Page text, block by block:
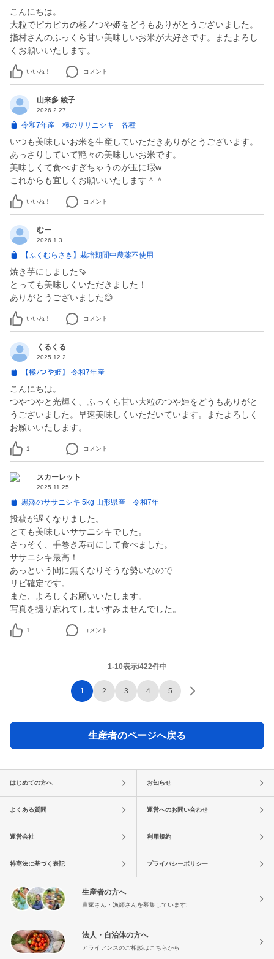
こんにちは。
大粒でピカピカの極ノつや姫をどうもありがとうございました。
指村さんのふっくら甘い美味しいお米が大好きです。またよろし
くお願いいたします。
いいね！ コメント
山来多 綾子
2026.2.27
令和7年産 極のササニシキ 各種
いつも美味しいお米を生産していただきありがとうございます。
あっさりしていて艶々の美味しいお米です。
美味しくて食べすぎちゃうのが玉に瑕w
これからも宜しくお願いいたします＾＾
いいね！ コメント
むー
2026.1.3
【ふくむらさき】栽培期間中農薬不使用
焼き芋にしました🍠
とっても美味しくいただきました！
ありがとうございました😊
いいね！ コメント
くるくる
2025.12.2
【極ﾉつや姫】 令和7年産
こんにちは。
つやつやと光輝く、ふっくら甘い大粒のつや姫をどうもありがと
うございました。早速美味しくいただいています。またよろしく
お願いいたします。
1 コメント
スカーレット
2025.11.25
黒澤のササニシキ 5kg 山形県産 令和7年
投稿が遅くなりました。
とても美味しいササニシキでした。
さっそく、手巻き寿司にして食べました。
ササニシキ最高！
あっという間に無くなりそうな勢いなので
リピ確定です。
また、よろしくお願いいたします。
1 コメント
1-10表示/422件中
1 2 3 4 5
生産者のページへ戻る
はじめての方へ お知らせ
よくある質問 運営へのお問い合わせ
運営会社 利用規約
特商法に基づく表記 プライバシーポリシー
生産者の方へ
農家さん・漁師さんを募集しています!
法人・自治体の方へ
アライアンスのご相談はこちらから